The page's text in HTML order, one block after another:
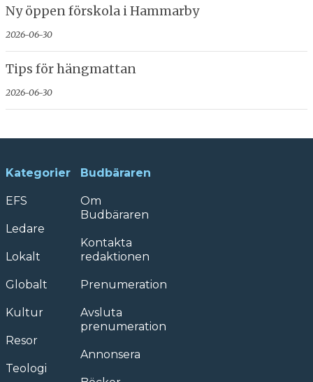
Ny öppen förskola i Hammarby
2026-06-30
Tips för hängmattan
2026-06-30
Kategorier
EFS
Ledare
Lokalt
Globalt
Kultur
Resor
Teologi
Budbäraren
Om
Budbäraren
Kontakta
redaktionen
Prenumeration
Avsluta
prenumeration
Annonsera